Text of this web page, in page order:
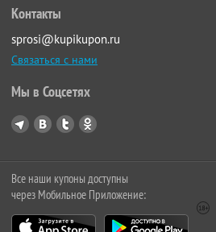
Контакты
sprosi@kupikupon.ru
Связаться с нами
Мы в Соцсетях
Все наши купоны доступны
через Мобильное Приложение: